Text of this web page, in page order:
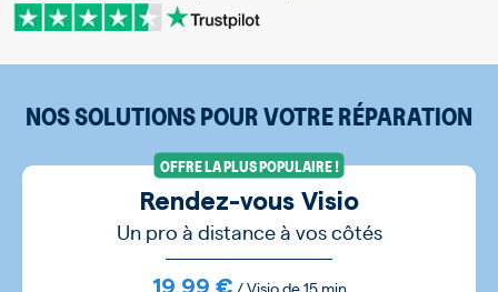
NOS SOLUTIONS POUR VOTRE RÉPARATION
OFFRE LA PLUS POPULAIRE !
Rendez-vous Visio
Un pro à distance à vos côtés